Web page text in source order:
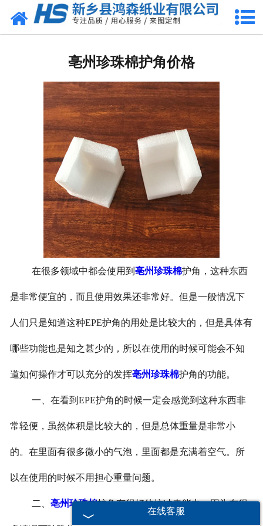
网站首页
- 亳州气泡膜
亳州缠绕膜
-
亳州珍珠棉袋
- 亳州气柱袋
- 亳州珍珠棉型材
- 亳州pe袋
- 亳州PP中空板
- 亳州胶带
亳州纸箱
- 亳州水果网套
亳州珍珠棉护角价格
在很多领域中都会使用到 亳州珍珠棉护角，这种东西
是非常便宜的，而且使用效果还非常好。但是一般情况下
人们只是知道这种EPE护角的用处是比较大的，但是具体有
哪些功能也是知之甚少的，所以在使用的时候可能会不知
道如何操作才可以充分的发挥亳州珍珠棉护角的功能。
一、在看到 EPE护角的时候一定会感觉到这种东西非
常轻便，虽然体积是比较大的，但是总体重量是非常小
的。在里面有很多微小的气泡，里面都是充满着空气。所
以在使用的时候不用担心重量问题。
二、 亳州珍珠棉护角有很好的抗冲击能力，因为在很
在线客服